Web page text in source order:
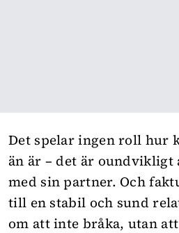
Det spelar ingen roll hur
än är – det är oundvikligt
med sin partner. Och
till en stabil och sund
om att inte bråka, utan